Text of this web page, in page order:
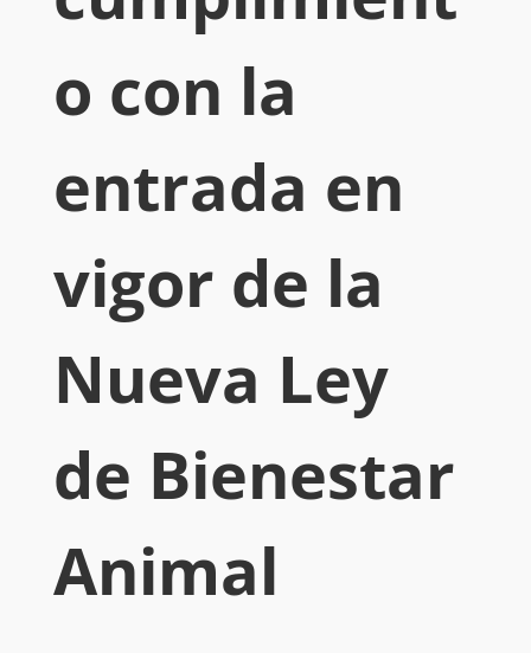
o con la
entrada en
vigor de la
Nueva Ley
de Bienestar
Animal